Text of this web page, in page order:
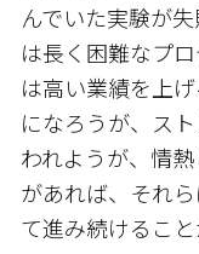
んでいた実験が
は長く困難なプ
は高い業績を上
になろうが、ス
われようが、情
があれば、それ
て進み続けること